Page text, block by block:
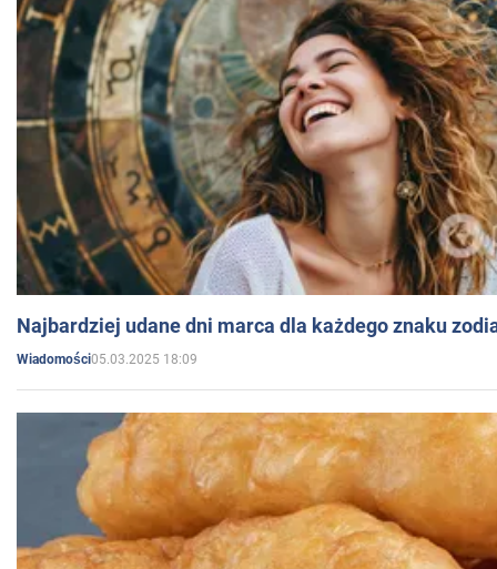
Najbardziej udane dni marca dla każdego znaku
Wiadomości05.03.2025 18:09